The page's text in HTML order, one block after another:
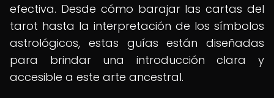
efectiva. Desde cómo barajar las cartas del
tarot hasta la interpretación de los símbolos
astrológicos, estas guías están diseñadas
para brindar una introducción clara y
accesible a este arte ancestral.